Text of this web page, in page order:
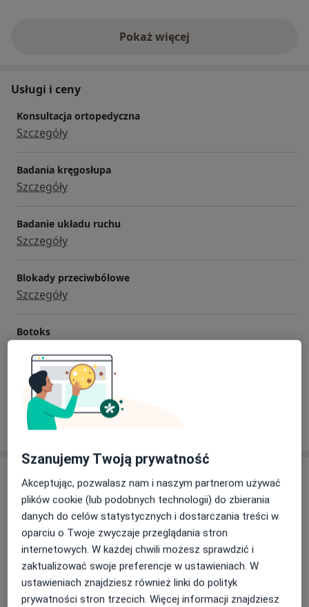
Pokaż więcejo doświadczeniu
Usługi i ceny
Konsultacja ortopedyczna
Szczegóły
Badania kręgosłupa
Szczegóły
Badanie układu ruchu
Szczegóły
Blokady przeciwbólowe
Szczegóły
Botoks
+ 7 usług
W jaki sposób ustalane są ceny?
Adresy (2)
Adres 1 Adres 2
Samodzielny Publiczny Wojewódzki Szpital
Specjalistyczny Nr 3 w Rybniku
Energetyków 46,44-200Rybnik
Szanujemy Twoją prywatność
Akceptując, pozwalasz nam i naszym partnerom używać
plików cookie (lub podobnych technologii) do zbierania
danych do celów statystycznych i dostarczania treści w
oparciu o Twoje zwyczaje przeglądania stron
internetowych. W każdej chwili możesz sprawdzić i
zaktualizować swoje preferencje w ustawieniach. W
ustawieniach znajdziesz również linki do polityk
prywatności stron trzecich. Więcej informacji znajdziesz